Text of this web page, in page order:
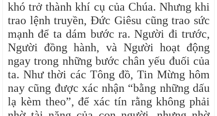
khó trở thành khí cụ của Chúa. Nhưng khi
trao lệnh truyền, Đức Giêsu cũng trao sức
mạnh để ta dám bước ra. Người đi trước,
Người đồng hành, và Người hoạt động
ngay trong những bước chân yếu đuối của
ta. Như thời các Tông đồ, Tin Mừng hôm
nay cũng được xác nhận “bằng những dấu
lạ kèm theo”, để xác tín rằng không phải